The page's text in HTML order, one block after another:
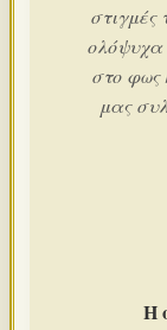
στιγμές
ολόψυχα
στο φως
μας
Η